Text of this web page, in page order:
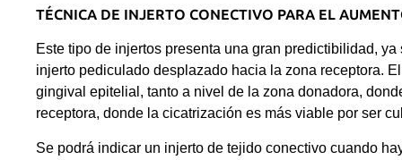
TÉCNICA DE INJERTO CONECTIVO PARA EL
Este tipo de injertos presenta una gran predictibilidad,
injerto pediculado desplazado hacia la zona receptora.
gingival epitelial, tanto a nivel de la zona donadora,
receptora, donde la cicatrización es más viable por ser
Se podrá indicar un injerto de tejido conectivo cuando